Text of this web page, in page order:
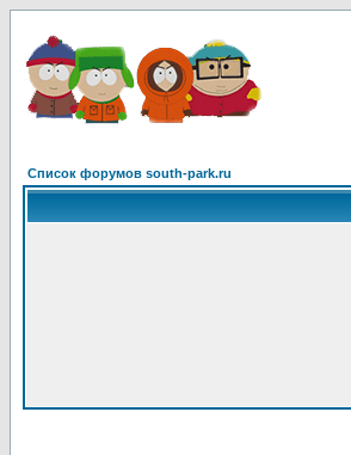
Список форумов south-park.ru